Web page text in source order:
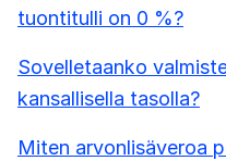
tuontitulli on 0 %?
Sovelletaanko
kansallisella tasolla?
Miten arvonlisäveroa